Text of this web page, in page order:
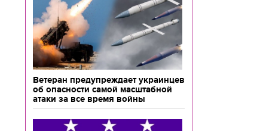
Ветеран предупреждает украинцев
об опасности самой масштабной
атаки за все время войны